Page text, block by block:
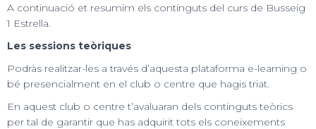
A continuació et resumim els continguts del curs de Busseig
1 Estrella.
Les sessions teòriques
Podràs realitzar-les a través d’aquesta plataforma e-learning o
bé presencialment en el club o centre que hagis triat.
En aquest club o centre t’avaluaran dels continguts teòrics
per tal de garantir que has adquirit tots els coneixements